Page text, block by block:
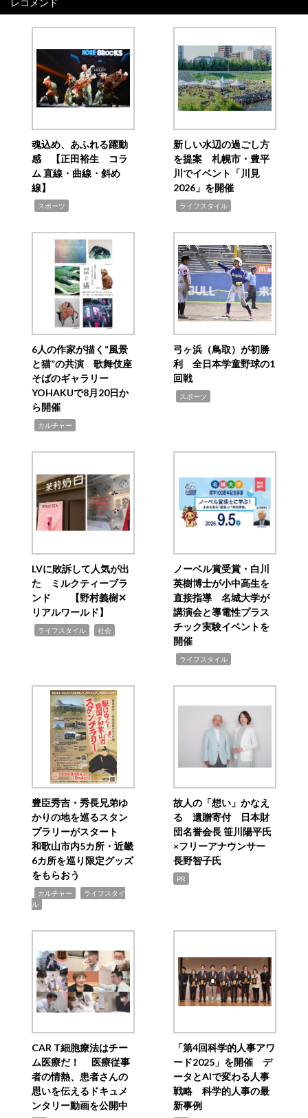
魂込め、あふれる躍動
感 【正田裕生 コラ
ム 直線・曲線・斜め
線】
スポーツ
新しい水辺の過ごし方
を提案 札幌市・豊平
川でイベント「川見
2026」を開催
ライフスタイル
6人の作家が描く“風景
と猫”の共演 歌舞伎座
そばのギャラリー
YOHAKUで8月20日か
ら開催
カルチャー
弓ヶ浜（鳥取）が初勝
利 全日本学童野球の1
回戦
スポーツ
LVに敗訴して人気が出
た ミルクティーブラ
ンド 【野村義樹✕
リアルワールド】
ライフスタイル 社会
ノーベル賞受賞・白川
英樹博士が小中高生を
直接指導 名城大学が
講演会と導電性プラス
チック実験イベントを
開催
ライフスタイル
豊臣秀吉・秀長兄弟ゆ
かりの地を巡るスタン
プラリーがスタート
和歌山市内5カ所・近畿
6カ所を巡り限定グッズ
をもらおう
カルチャー
ライフスタイ
ル
故人の「想い」かなえ
る 遺贈寄付 日本財
団名誉会長 笹川陽平氏
×フリーアナウンサー
長野智子氏
PR
CAR T細胞療法はチー
ム医療だ！ 医療従事
者の情熱、患者さんの
思いを伝えるドキュメ
ンタリー動画を公開中
「第4回科学的人事アワ
ード2025」を開催 デ
ータとAIで変わる人事
戦略 科学的人事の最
新事例